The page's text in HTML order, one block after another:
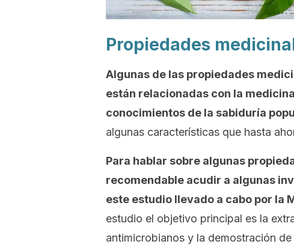
Propiedades
Algunas de las propiedades
están relacionadas con la
conocimientos de la sabiduría
algunas características que hasta
Para hablar sobre algunas
recomendable acudir a algunas
este estudio llevado a cabo por la
estudio el objetivo principal es la
antimicrobianos y la demostración